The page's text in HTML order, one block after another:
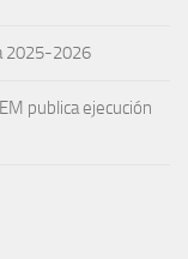
2025-2026
publica ejecución